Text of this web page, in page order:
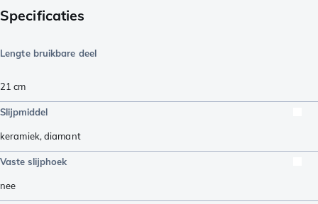
Specificaties
Lengte bruikbare deel
21 cm
Slijpmiddel
keramiek,diamant
Vaste slijphoek
nee